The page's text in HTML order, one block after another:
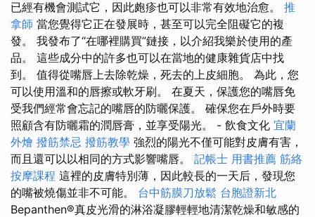
已經有機會測試它，因此皰疹也可以非常有效地治愈。 推
拿師 當您覺得它正在發展時，甚至可以完全阻礙它的複
發。 我發布了“在哪裡購買”鏈接，以介紹我​​樂於使用的產
品。 這些成分中的許多也可以在當地的健康雜貨店中找
到。 值得從嘴唇上去除乾燥，死去的上皮細胞。 為此，您
可以使用溫和的唇擦或軟牙刷。 在夏天，保護您的嘴唇免
受我們經常會忘記的嘴唇的防曬保護。 確保您在戶外時要
照顧含有防曬霜的潤唇膏，並享受陽光。 - 飲食文化 宜蘭
外燴 撥筋禁忌 撥筋教學 強烈的陽光不僅可能對皮膚有害，
而且還可以以相同的方式影響嘴唇。 記帳士 用書推薦 筋絡
按摩課程 這裡的皮膚特別薄，因此較長的一天后，發現您
的嘴被燒傷並非不可能。 台中筋膜刀放鬆 台胞證新北
Bepanthen®真皮光滑的淋浴凝膠輕輕地清潔乾燥和敏感的